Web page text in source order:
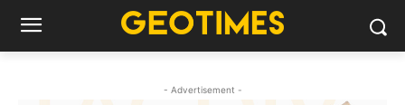
- Advertisement -